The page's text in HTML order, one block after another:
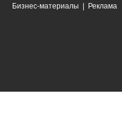
Бизнес-материалы Реклама